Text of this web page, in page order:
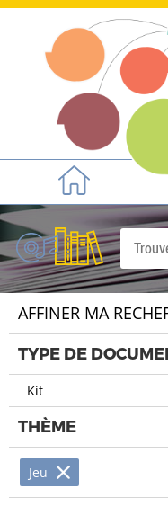
AFFINER MA
TYPE DE
Kit
THÈME
Jeu